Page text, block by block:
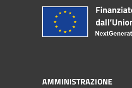
AMMINISTRAZIONE